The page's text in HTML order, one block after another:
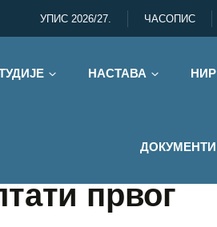
УПИС 2026/27. ЧАСОПИС
НАСТАВА НИР
ДОКУМЕНТИ
првог